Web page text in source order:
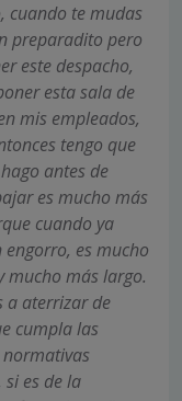
cuando te mudas
preparadito pero
este despacho,
esta sala de
mis empleados,
tengo que
antes de
es mucho más
cuando ya
es mucho
mucho más largo.
a aterrizar de
cumpla las
es de la